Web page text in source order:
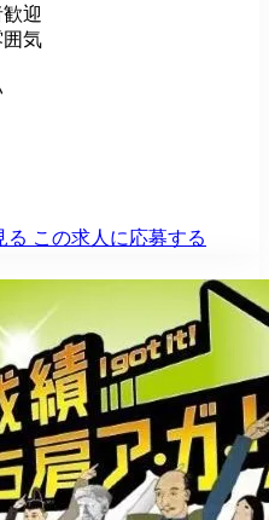
迎
囲気
る この求人に応募する